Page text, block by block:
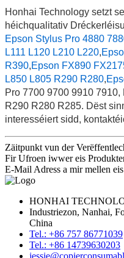
Honhai Technology setzt
héichqualitativ
Epson Stylus Pro 4880
L111 L120 L210 L220,
R390,Epson FX890
L850 L805 R290 R280,
Pro 7700 9700 9910
R290 R280 R285. Dëst
interesséiert sidd,
Zäitpunkt vun der
Fir Ufroen iwwer eis
E-Mail Adress a mir mellen
HONHAI
Industriezon, Nanhai,
China
Tel.: +86 757 86771039
Tel.: +86 14739630203